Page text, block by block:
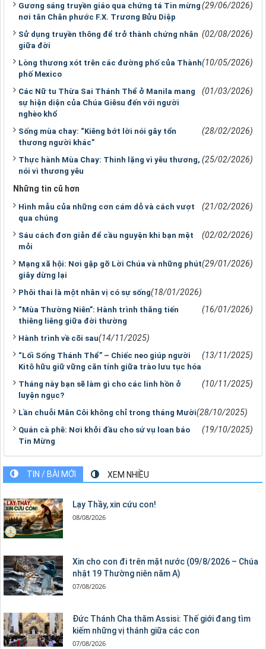
Gương sáng truyền giáo qua chứng tá Tin mừng
nơi tân Chân phước F.X. Trương Bửu Diệp
(29/06/2026)
Sử dụng truyền thông để trở thành chứng nhân
giữa đời
(02/08/2026)
Lòng thương xót trên các đường phố của Thành
phố Mexico
(10/05/2026)
Các Nữ tu Thừa Sai Thánh Thể ở Manila mang
sự hiện diện của Chúa Giêsu đến với người
nghèo khổ
(01/03/2026)
Sống mùa chay: “Kiêng bớt lời nói gây tổn
thương người khác”
(28/02/2026)
Thực hành Mùa Chay: Thinh lặng vì yêu thương,
nói vì thương yêu
(25/02/2026)
Những tin cũ hơn
Hình mẫu của những cơn cám dỗ và cách vượt
qua chúng
(21/02/2026)
Sáu cách đơn giản để cầu nguyện khi bạn mệt
mỏi
(02/02/2026)
Mạng xã hội: Nơi gặp gỡ Lời Chúa và những phút
giây dừng lại
(29/01/2026)
Phôi thai là một nhân vị có sự sống(18/01/2026)
“Mùa Thường Niên”: Hành trình thăng tiến
thiêng liêng giữa đời thường
(16/01/2026)
Hành trình về cõi sau(14/11/2025)
“Lối Sống Thánh Thể” – Chiếc neo giúp người
Kitô hữu giữ vững căn tính giữa trào lưu tục hóa
(13/11/2025)
Tháng này bạn sẽ làm gì cho các linh hồn ở
luyện ngục?
(10/11/2025)
Lần chuỗi Mân Côi không chỉ trong tháng Mười(28/10/2025)
Quán cà phê: Nơi khởi đầu cho sứ vụ loan báo
Tin Mừng
(19/10/2025)
TIN / BÀI MỚI XEM NHIỀU
Lạy Thầy, xin cứu con!
08/08/2026
Xin cho con đi trên mặt nước (09/8/2026 – Chúa
nhật 19 Thường niên năm A)
07/08/2026
Đức Thánh Cha thăm Assisi: Thế giới đang tìm
kiếm những vị thánh giữa các con
07/08/2026